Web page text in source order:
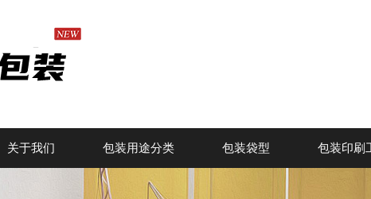
关于我们 包装用途分类 包装袋型 包装印刷